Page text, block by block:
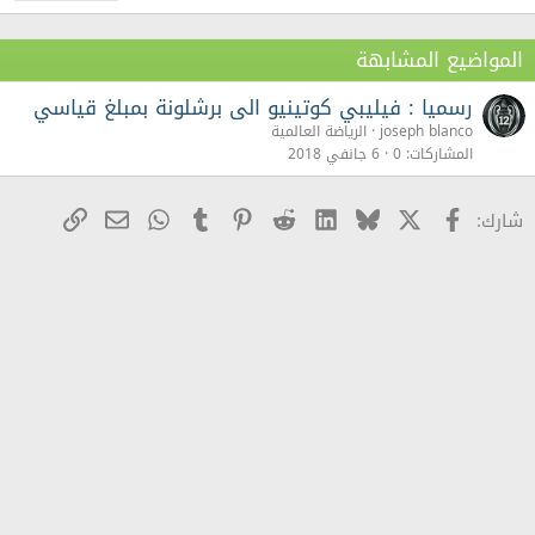
المواضيع المشابهة
رسميا : فيليبي كوتينيو الى برشلونة بمبلغ قياسي
joseph blanco الرياضة العالمية
المشاركات 0 6 جانفي 2018
شارك: Facebook
X
Bluesky
LinkedIn
Reddit
Pinterest
Tumblr
WhatsApp
البريدرابط